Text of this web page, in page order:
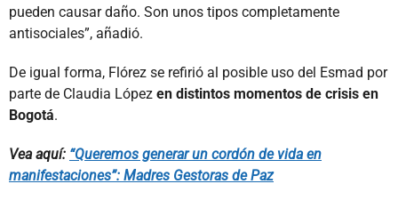
pueden causar daño. Son unos tipos completamente
antisociales”, añadió.
De igual forma, Flórez se refirió al posible uso del Esmad por
parte de Claudia López en distintos momentos de crisis en
Bogotá.
Vea aquí: “Queremos generar un cordón de vida en
manifestaciones”: Madres Gestoras de Paz